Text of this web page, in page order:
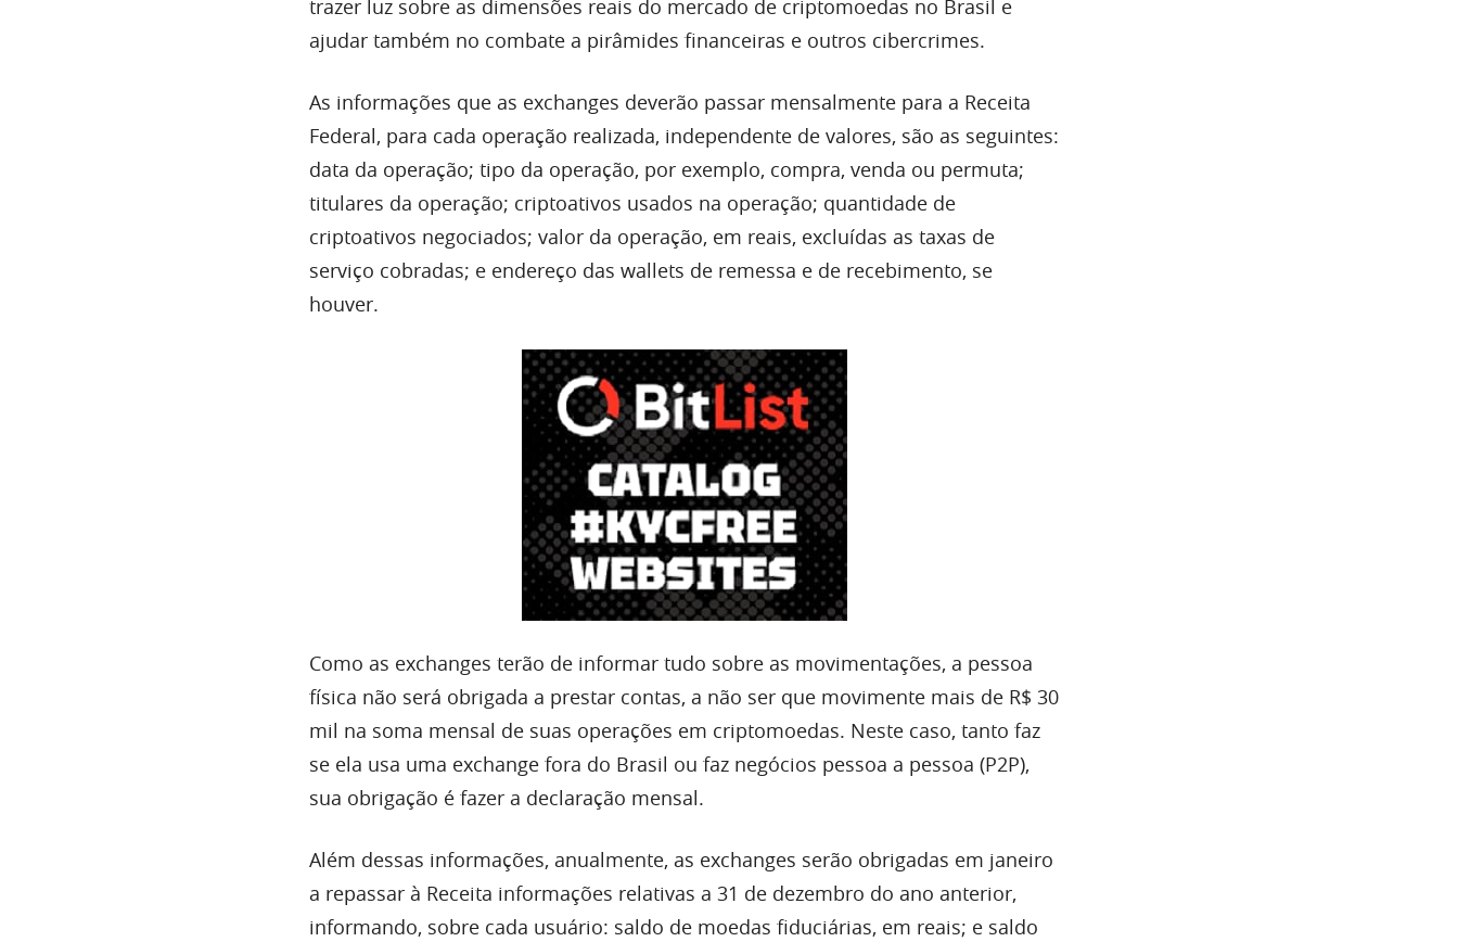
trazer luz sobre as dimensões reais do mercado de criptomoedas no Brasil e
ajudar também no combate a pirâmides financeiras e outros cibercrimes.
As informações que as exchanges deverão passar mensalmente para a Receita
Federal, para cada operação realizada, independente de valores, são as seguintes:
data da operação; tipo da operação, por exemplo, compra, venda ou permuta;
titulares da operação; criptoativos usados na operação; quantidade de
criptoativos negociados; valor da operação, em reais, excluídas as taxas de
serviço cobradas; e endereço das wallets de remessa e de recebimento, se
houver.
Como as exchanges terão de informar tudo sobre as movimentações, a pessoa
física não será obrigada a prestar contas, a não ser que movimente mais de R$ 30
mil na soma mensal de suas operações em criptomoedas. Neste caso, tanto faz
se ela usa uma exchange fora do Brasil ou faz negócios pessoa a pessoa (P2P),
sua obrigação é fazer a declaração mensal.
Além dessas informações, anualmente, as exchanges serão obrigadas em janeiro
a repassar à Receita informações relativas a 31 de dezembro do ano anterior,
informando, sobre cada usuário: saldo de moedas fiduciárias, em reais; e saldo